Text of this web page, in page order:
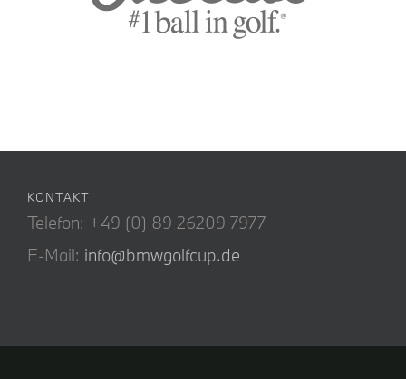
KONTAKT
Telefon: +49 (0) 89 26209 7977
E-Mail: info@bmwgolfcup.de